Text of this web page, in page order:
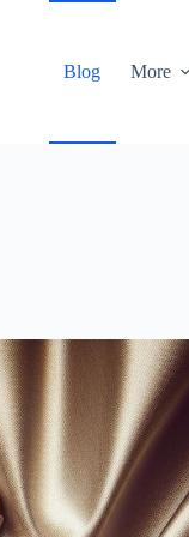
Blog
More